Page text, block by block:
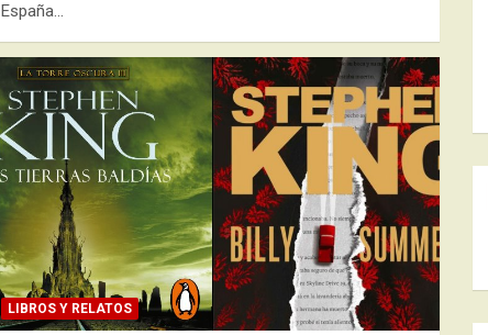
España…
LIBROS Y RELATOS